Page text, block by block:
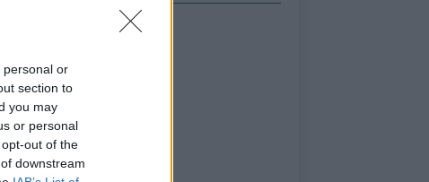
personal or
section to
you may
or personal
out of the
downstream